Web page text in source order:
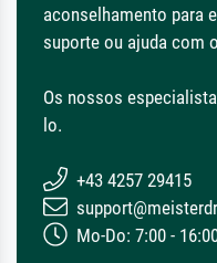
aconselhamento para
suporte ou ajuda com
Os nossos
lo.
+43 4257 29415
Mo-Do: 7:00 -